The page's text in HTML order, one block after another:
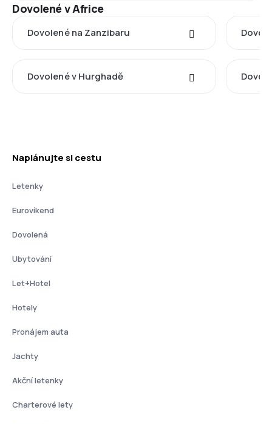
Dovolené v Africe
Dovolené na Zanzibaru
Dovolené v Hurghadě
Naplánujte si cestu
Letenky
Eurovíkend
Dovolená
Ubytování
Let+Hotel
Hotely
Pronájem auta
Jachty
Akční letenky
Charterové lety